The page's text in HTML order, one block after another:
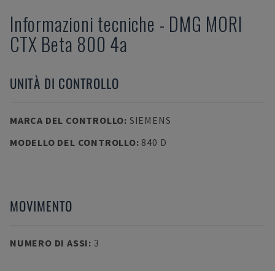
Informazioni tecniche - DMG MORI
CTX Beta 800 4a
UNITÀ DI CONTROLLO
MARCA DEL CONTROLLO: SIEMENS
MODELLO DEL CONTROLLO: 840 D
MOVIMENTO
NUMERO DI ASSI: 3